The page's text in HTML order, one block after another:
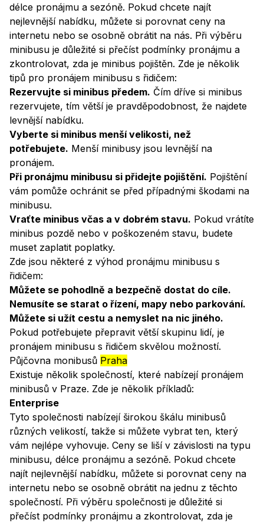
délce pronájmu a sezóně. Pokud chcete najít
nejlevnější nabídku, můžete si porovnat ceny na
internetu nebo se osobně obrátit na nás. Při výběru
minibusu je důležité si přečíst podmínky pronájmu a
zkontrolovat, zda je minibus pojištěn. Zde je několik
tipů pro pronájem minibusu s řidičem:
Rezervujte si minibus předem. Čím dříve si minibus
rezervujete, tím větší je pravděpodobnost, že najdete
levnější nabídku.
Vyberte si minibus menší velikosti, než
potřebujete. Menší minibusy jsou levnější na
pronájem.
Při pronájmu minibusu si přidejte pojištění. Pojištění
vám pomůže ochránit se před případnými škodami na
minibusu.
Vraťte minibus včas a v dobrém stavu. Pokud vrátíte
minibus pozdě nebo v poškozeném stavu, budete
muset zaplatit poplatky.
Zde jsou některé z výhod pronájmu minibusu s
řidičem:
Můžete se pohodlně a bezpečně dostat do cíle.
Nemusíte se starat o řízení, mapy nebo parkování.
Můžete si užít cestu a nemyslet na nic jiného.
Pokud potřebujete přepravit větší skupinu lidí, je
pronájem minibusu s řidičem skvělou možností.
Půjčovna monibusů Praha
Existuje několik společností, které nabízejí pronájem
minibusů v Praze. Zde je několik příkladů:
Enterprise
Tyto společnosti nabízejí širokou škálu minibusů
různých velikostí, takže si můžete vybrat ten, který
vám nejlépe vyhovuje. Ceny se liší v závislosti na typu
minibusu, délce pronájmu a sezóně. Pokud chcete
najít nejlevnější nabídku, můžete si porovnat ceny na
internetu nebo se osobně obrátit na jednu z těchto
společností. Při výběru společnosti je důležité si
přečíst podmínky pronájmu a zkontrolovat, zda je